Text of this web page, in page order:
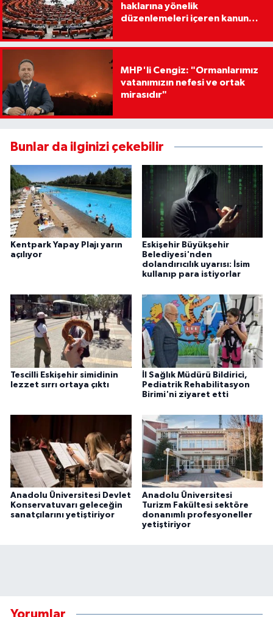
haklarına yönelik
düzenlemeleri içeren kanun
Komisyonunda
MHP'li Cengiz: "Ormanlarımız
vatanımızın nefesi ve ortak
mirasıdır"
Bunlar da ilginizi çekebilir
Kentpark Yapay Plajı yarın
açılıyor
Eskişehir Büyükşehir
Belediyesi'nden
dolandırıcılık uyarısı: İsim
kullanıp para istiyorlar
Tescilli Eskişehir simidinin
lezzet sırrı ortaya çıktı
İl Sağlık Müdürü Bildirici,
Pediatrik Rehabilitasyon
Birimi'ni ziyaret etti
Anadolu Üniversitesi Devlet
Konservatuvarı geleceğin
sanatçılarını yetiştiriyor
Anadolu Üniversitesi
Turizm Fakültesi sektöre
donanımlı profesyoneller
yetiştiriyor
Yorumlar